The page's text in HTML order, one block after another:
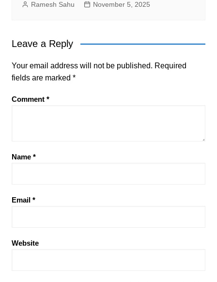
Ramesh Sahu November 5, 2025
Leave a Reply
Your email address will not be published. Required
fields are marked *
Comment *
Name *
Email *
Website